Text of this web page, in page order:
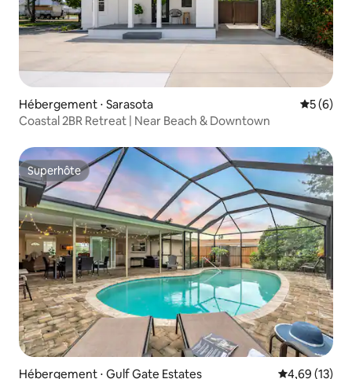
Hébergement ⋅ Sarasota
5 (6)
Coastal 2BR Retreat | Near Beach & Downtown
Superhôte
Superhôte
Hébergement ⋅ Gulf Gate Estates Évaluation
4,69 (13)